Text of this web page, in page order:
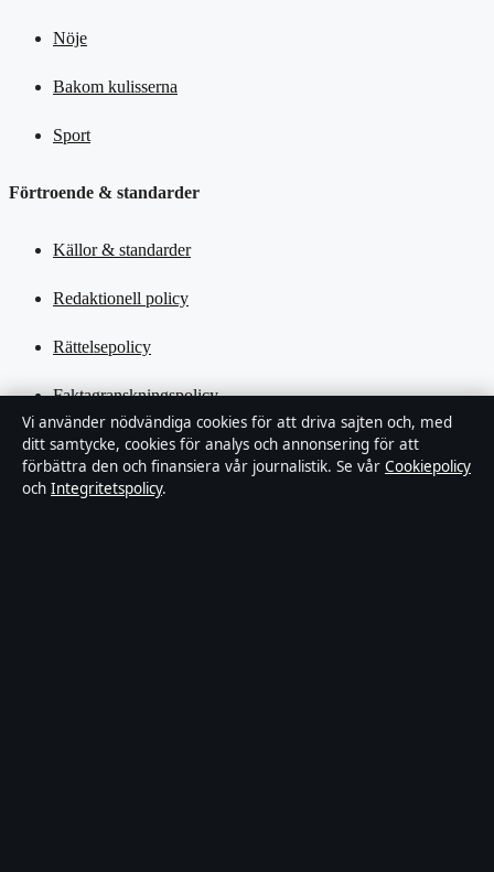
Nöje
Bakom kulisserna
Sport
Förtroende & standarder
Källor & standarder
Redaktionell policy
Rättelsepolicy
Faktagranskningspolicy
Ägande & finansiering
Integritetspolicy
Vi använder nödvändiga cookies för att driva sajten och, med
ditt samtycke, cookies för analys och annonsering för att
förbättra den och finansiera vår journalistik. Se vår Cookiepolicy
och Integritetspolicy.